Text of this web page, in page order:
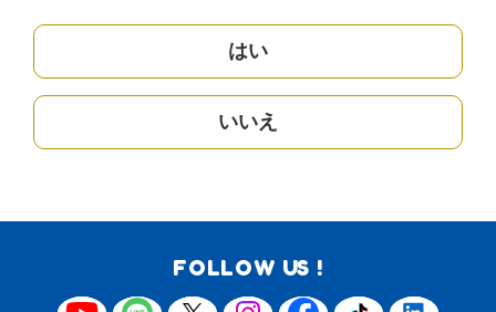
はい
いいえ
FOLLOW US !